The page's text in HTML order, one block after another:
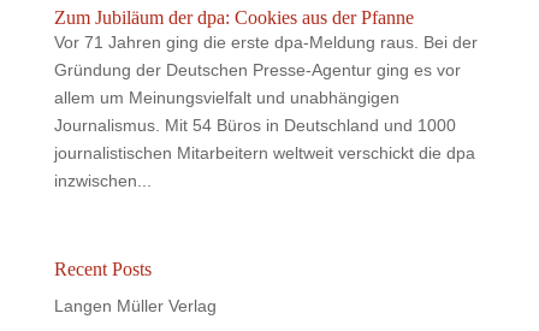
Zum Jubiläum der dpa: Cookies aus der Pfanne
Vor 71 Jahren ging die erste dpa-Meldung raus. Bei der
Gründung der Deutschen Presse-Agentur ging es vor
allem um Meinungsvielfalt und unabhängigen
Journalismus. Mit 54 Büros in Deutschland und 1000
journalistischen Mitarbeitern weltweit verschickt die dpa
inzwischen...
Recent Posts
Langen Müller Verlag